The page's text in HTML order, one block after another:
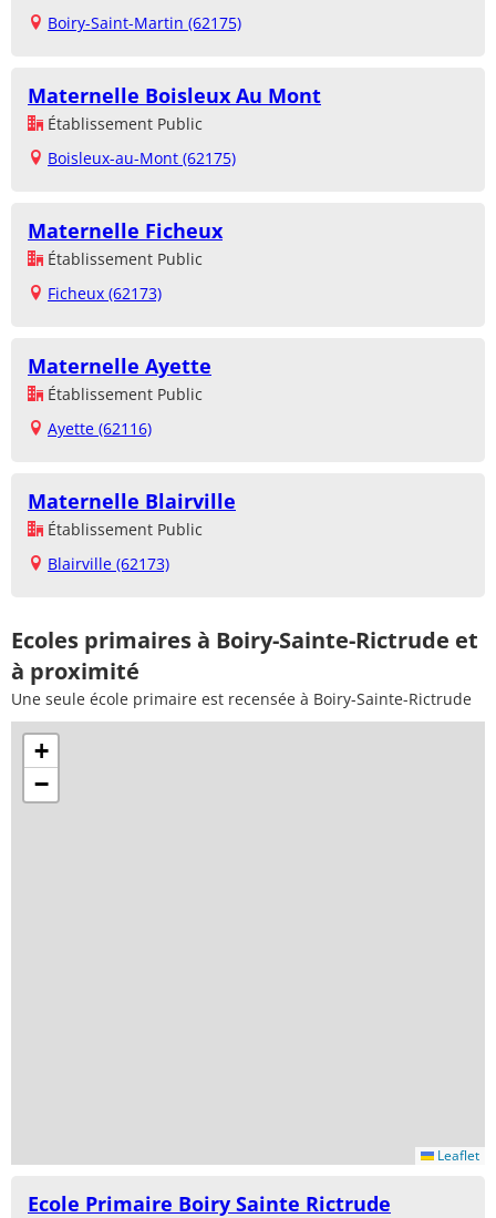
Boiry-Saint-Martin (62175)
Maternelle Boisleux Au Mont
Établissement Public
Boisleux-au-Mont (62175)
Maternelle Ficheux
Établissement Public
Ficheux (62173)
Maternelle Ayette
Établissement Public
Ayette (62116)
Maternelle Blairville
Établissement Public
Blairville (62173)
Ecoles primaires à Boiry-Sainte-Rictrude et
à proximité
Une seule école primaire est recensée à Boiry-Sainte-Rictrude
+
−
Leaflet
Ecole Primaire Boiry Sainte Rictrude